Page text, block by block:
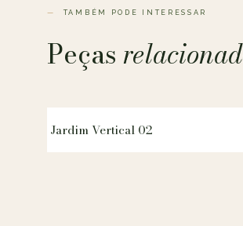
TAMBÉM PODE INTERESSAR
Peças
Jardim Vertical 02